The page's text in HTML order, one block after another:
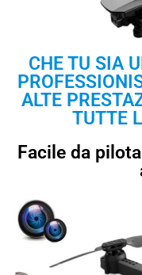
CHE TU SIA
ALTE
TUTTE
Facile da